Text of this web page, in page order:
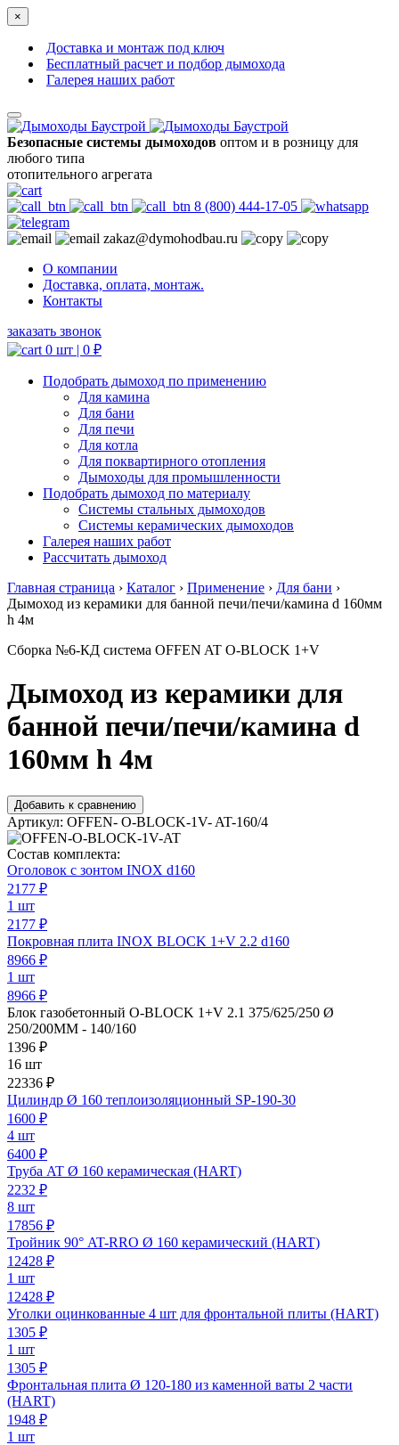
×
Доставка и монтаж под ключ
Бесплатный расчет и подбор дымохода
Галерея наших работ
Безопасные системы дымоходов оптом и в розницу для
любого типа
отопительного агрегата
8 (800) 444-17-05
zakaz@dymohodbau.ru
О компании
Доставка, оплата, монтаж.
Контакты
заказать звонок
0 шт | 0 ₽
Подобрать дымоход по применению
Для камина
Для бани
Для печи
Для котла
Для поквартирного отопления
Дымоходы для промышленности
Подобрать дымоход по материалу
Системы стальных дымоходов
Системы керамических дымоходов
Галерея наших работ
Рассчитать дымоход
Главная страница › Каталог › Применение › Для бани ›
Дымоход из керамики для банной печи/печи/камина d 160мм
h 4м
Сборка №6-КД система OFFEN AT O-BLOCK 1+V
Дымоход из керамики для
банной печи/печи/камина d
160мм h 4м
Добавить к сравнению
Артикул: OFFEN- O-BLOCK-1V- AT-160/4
Состав комплекта:
Оголовок с зонтом INOX d160
2177 ₽
1 шт
2177 ₽
Покровная плита INOX BLOCK 1+V 2.2 d160
8966 ₽
1 шт
8966 ₽
Блок газобетонный O-BLOCK 1+V 2.1 375/625/250 Ø
250/200ММ - 140/160
1396 ₽
16 шт
22336 ₽
Цилиндр Ø 160 теплоизоляционный SP-190-30
1600 ₽
4 шт
6400 ₽
Труба AT Ø 160 керамическая (HART)
2232 ₽
8 шт
17856 ₽
Тройник 90° AT-RRO Ø 160 керамический (HART)
12428 ₽
1 шт
12428 ₽
Уголки оцинкованные 4 шт для фронтальной плиты (HART)
1305 ₽
1 шт
1305 ₽
Фронтальная плита Ø 120-180 из каменной ваты 2 части
(HART)
1948 ₽
1 шт